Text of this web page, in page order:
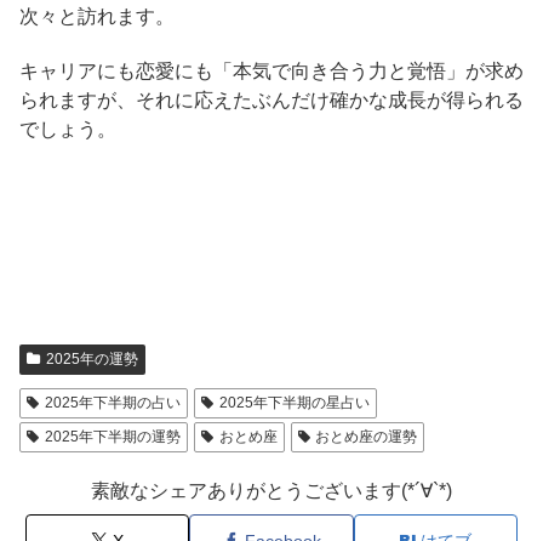
次々と訪れます。
キャリアにも恋愛にも「本気で向き合う力と覚悟」が求め
られますが、それに応えたぶんだけ確かな成長が得られる
でしょう。
2025年の運勢
2025年下半期の占い
2025年下半期の星占い
2025年下半期の運勢
おとめ座 おとめ座の運勢
素敵なシェアありがとうございます(*´∀`*)